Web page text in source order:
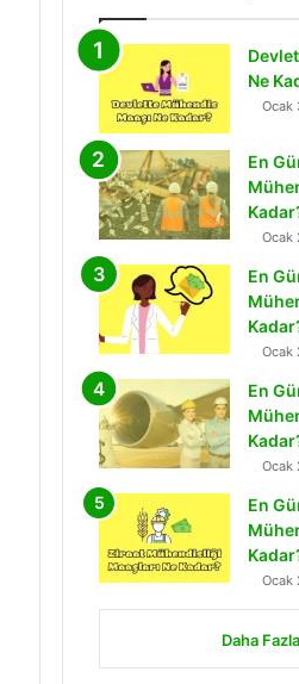
Ne
Ocak
En
Ocak
En
Ocak
En
Ocak
En
Ocak
Daha